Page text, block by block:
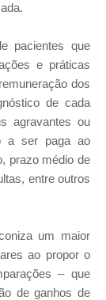
pacientes que
e práticas
dos
de cada
agravantes ou
a ser paga ao
prazo médio de
entre outros
um maior
ao propor o
– que
de ganhos de